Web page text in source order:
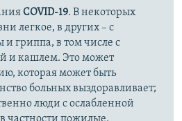
COVID-19. В некоторых
легкое, в других – с
гриппа, в том числе с
и кашлем. Это может
которая может быть
больных выздоравливает;
люди с ослабленной
частности пожилые.